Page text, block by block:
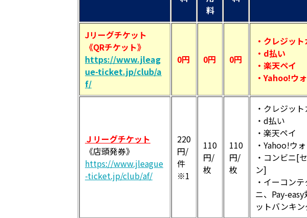
料
Jリーグチケット
《QRチケット》
https://www.jleag
ue-ticket.jp/club/a
f/
0円 0円 0円
・クレジッ
・d払い
・楽天ペイ
・Yahoo!ウ
Ｊリーグチケット
《店頭発券》
https://www.jleague
-ticket.jp/club/af/
220
円/
件
※1
110
円/
枚
110
円/
枚
・クレジッ
・d払い
・楽天ペイ
・Yahoo!ウ
・コンビニ[
ン]
・イーコン
ニ、Pay-
ットバンキ